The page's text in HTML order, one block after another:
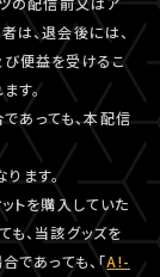
は、退会後には、
便益を受けるこ
す。
あっても、本配信
ます。
トを購入していた
、当該グッズを
であっても、「A!-